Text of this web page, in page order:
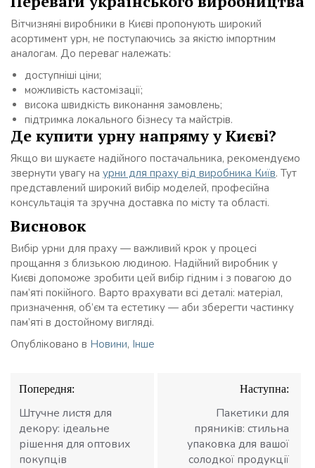
Вітчизняні виробники в Києві пропонують широкий
асортимент урн, не поступаючись за якістю імпортним
аналогам. До переваг належать:
доступніші ціни;
можливість кастомізації;
висока швидкість виконання замовлень;
підтримка локального бізнесу та майстрів.
Де купити урну напряму у Києві?
Якщо ви шукаєте надійного постачальника, рекомендуємо
звернути увагу на урни для праху від виробника Київ. Тут
представлений широкий вибір моделей, професійна
консультація та зручна доставка по місту та області.
Висновок
Вибір урни для праху — важливий крок у процесі
прощання з близькою людиною. Надійний виробник у
Києві допоможе зробити цей вибір гідним і з повагою до
пам’яті покійного. Варто врахувати всі деталі: матеріал,
призначення, об’єм та естетику — аби зберегти частинку
пам’яті в достойному вигляді.
Опубліковано в Новини, Інше
Навігація
записів
Попередня:
Штучне листя для
декору: ідеальне
рішення для оптових
покупців
Наступна:
Пакетики для
пряників: стильна
упаковка для вашої
солодкої продукції